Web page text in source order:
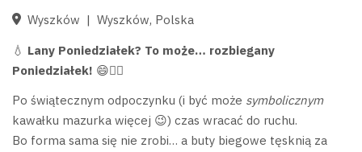
Wyszków | Wyszków, Polska
💧 Lany Poniedziałek? To może… rozbiegany
Poniedziałek! 😄🏃‍♂️
Po świątecznym odpoczynku (i być może symbolicznym
kawałku mazurka więcej 😉) czas wracać do ruchu.
Bo forma sama się nie zrobi… a buty biegowe tęsknią za